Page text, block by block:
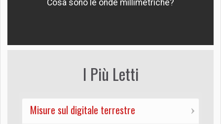
Cosa sono le onde millimetriche?
I Più Letti
Misure sul digitale terrestre